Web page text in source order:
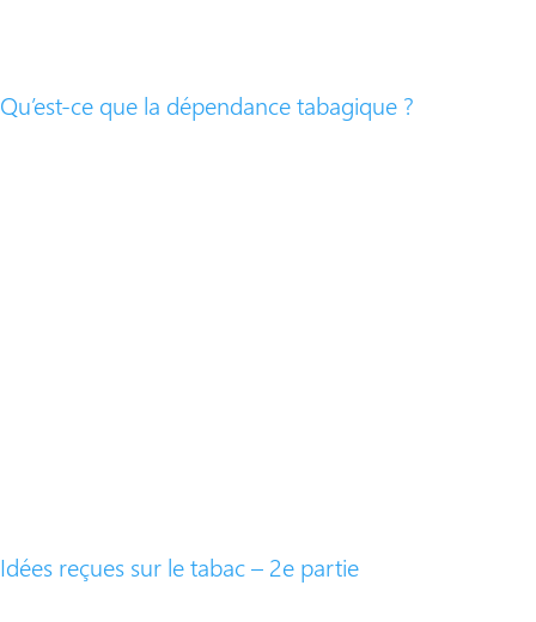
Qu’est-ce que la dépendance tabagique ?
Idées reçues sur le tabac – 2e partie